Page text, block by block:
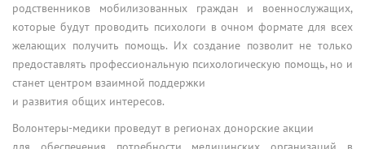
родственников мобилизованных граждан и военнослужащих,
которые будут проводить психологи в очном формате для всех
желающих получить помощь. Их создание позволит не только
предоставлять профессиональную психологическую помощь, но и
станет центром взаимной поддержки
и развития общих интересов.
Волонтеры-медики проведут в регионах донорские акции